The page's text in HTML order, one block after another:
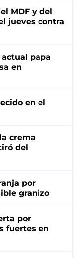
MDF y del
jueves contra
papa
en
en el
crema
del
por
granizo
por
fuertes en